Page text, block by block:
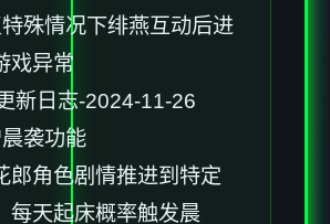
殊情况下绯燕互动后进
戏异常
新日志-2024-11-26
袭功能
郎角色剧情推进到特定
每天起床概率触发晨